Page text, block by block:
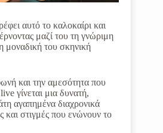
αυτό το καλοκαίρι και
μαζί του τη γνώριμη
μοναδική του σκηνική
και την αμεσότητα που
γίνεται μια δυνατή,
αγαπημένα διαχρονικά
και στιγμές που ενώνουν το